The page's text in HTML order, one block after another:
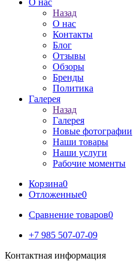
Назад
О нас
Контакты
Блог
Отзывы
Обзоры
Бренды
Политика
Галерея
Назад
Галерея
Новые фотографии
Наши товары
Наши услуги
Рабочие моменты
Корзина0
Отложенные0
Сравнение товаров0
+7 985 507-07-09
Контактная информация